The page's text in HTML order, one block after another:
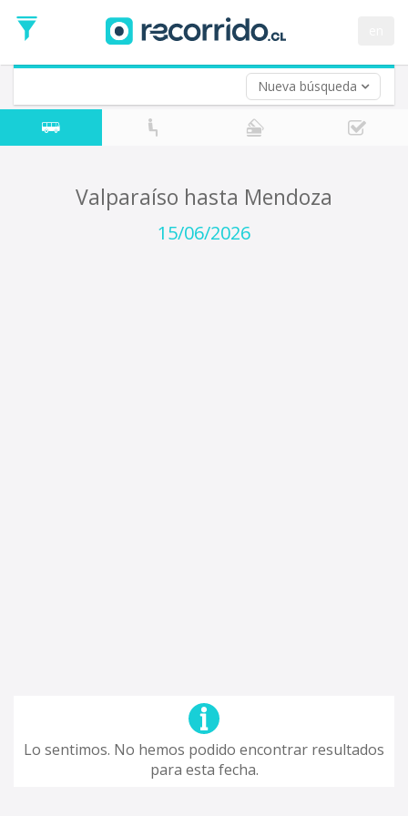
Nueva búsqueda
de
Ida
Vuelta (opcional)
Fecha
de
Valparaíso hasta Mendoza
15/06/2026
Lo sentimos. No hemos podido encontrar resultados
para esta fecha.